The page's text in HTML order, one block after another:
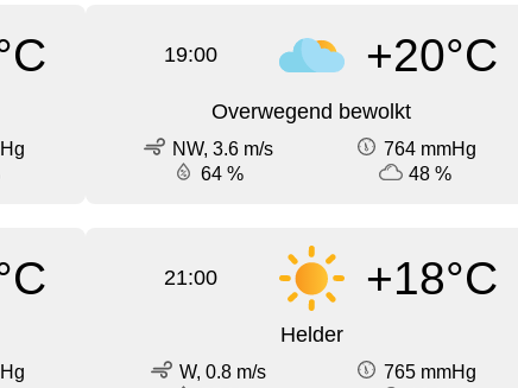
19:00 +20°C
Overwegend bewolkt
NW, 3.6 m/s
764 mmHg
64 %
48 %
21:00 +18°C
Helder
W, 0.8 m/s
765 mmHg